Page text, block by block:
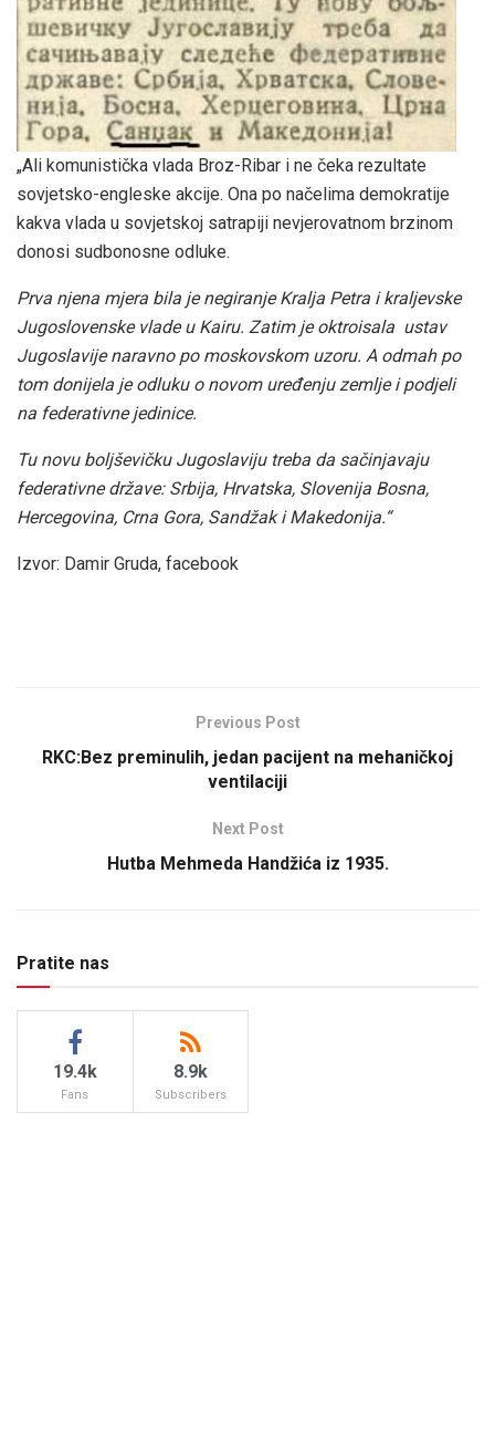
„Ali komunistička vlada Broz-Ribar i ne čeka rezultate
sovjetsko-engleske akcije. Ona po načelima demokratije
kakva vlada u sovjetskoj satrapiji nevjerovatnom brzinom
donosi sudbonosne odluke.
Prva njena mjera bila je negiranje Kralja Petra i kraljevske
Jugoslovenske vlade u Kairu. Zatim je oktroisala ustav
Jugoslavije naravno po moskovskom uzoru. A odmah po
tom donijela je odluku o novom uređenju zemlje i podjeli
na federativne jedinice.
Tu novu boljševičku Jugoslaviju treba da sačinjavaju
federativne države: Srbija, Hrvatska, Slovenija Bosna,
Hercegovina, Crna Gora, Sandžak i Makedonija.“
Izvor: Damir Gruda, facebook
Previous Post
RKC:Bez preminulih, jedan pacijent na mehaničkoj
ventilaciji
Next Post
Hutba Mehmeda Handžića iz 1935.
Pratite nas
19.4k
Fans
8.9k
Subscribers